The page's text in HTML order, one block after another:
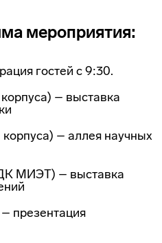
мероприятия:
гостей с 9:30.
– выставка
– аллея научных
МИЭТ) – выставка
презентация